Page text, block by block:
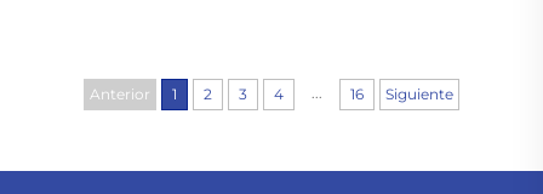
Anterior 1 2 3 4 16 Siguiente